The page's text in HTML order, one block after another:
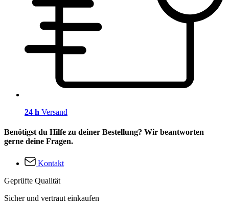
24 h Versand
Benötigst du Hilfe zu deiner Bestellung? Wir beantworten
gerne deine Fragen.
Kontakt
Geprüfte Qualität
Sicher und vertraut einkaufen